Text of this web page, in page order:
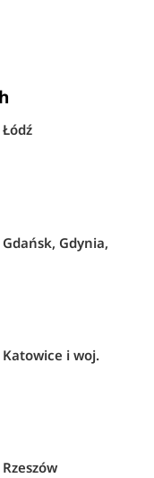
Gdynia,
i woj.